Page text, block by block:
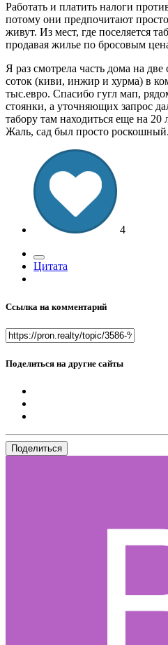
Работать и платить налоги
потому они предпочитают
живут. Из мест, где поселяется
продавая жилье по бросовым
Я раз смотрела часть дома на
соток (киви, инжир и хурма) в
тыс.евро. Спасибо гугл мап,
стоянки, а уточняющих запрос
табору там находиться еще на 20
Жаль, сад был просто роскошный.
4
Цитата
Ссылка на комментарий
Поделиться на другие сайты
Поделиться